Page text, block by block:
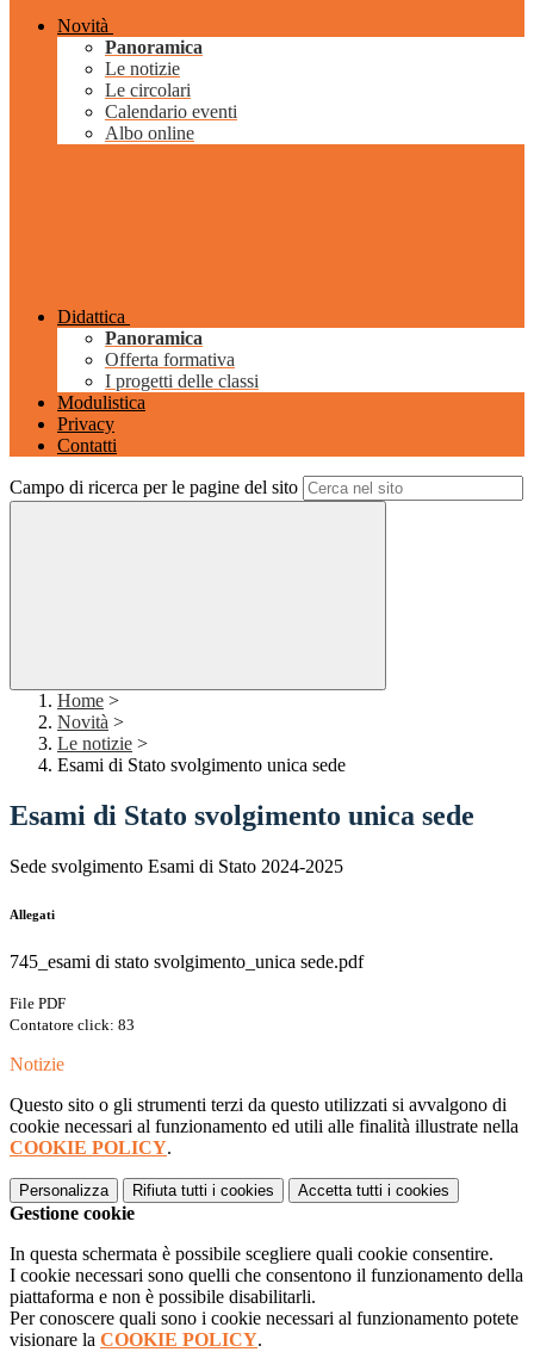
Novità
Panoramica
Le notizie
Le circolari
Calendario eventi
Albo online
Didattica
Panoramica
Offerta formativa
I progetti delle classi
Modulistica
Privacy
Contatti
Campo di ricerca per le pagine del sito
Home >
Novità >
Le notizie >
Esami di Stato svolgimento unica sede
Esami di Stato svolgimento unica sede
Sede svolgimento Esami di Stato 2024-2025
Allegati
745_esami di stato svolgimento_unica sede.pdf
File PDF
Contatore click: 83
Notizie
Questo sito o gli strumenti terzi da questo utilizzati si avvalgono di
cookie necessari al funzionamento ed utili alle finalità illustrate nella
COOKIE POLICY.
Personalizza Rifiuta tutti i cookies Accetta tutti i cookies
Gestione cookie
In questa schermata è possibile scegliere quali cookie consentire.
I cookie necessari sono quelli che consentono il funzionamento della
piattaforma e non è possibile disabilitarli.
Per conoscere quali sono i cookie necessari al funzionamento potete
visionare la COOKIE POLICY.